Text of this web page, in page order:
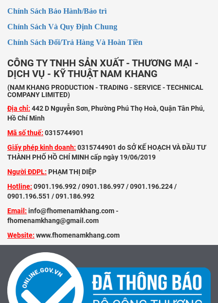
Chính Sách Bảo Hành/Bảo trì
Chính Sách Và Quy Định Chung
Chính Sách Đổi/Trả Hàng Và Hoàn Tiền
CÔNG TY TNHH SẢN XUẤT - THƯƠNG MẠI -
DỊCH VỤ - KỸ THUẬT NAM KHANG
(NAM KHANG PRODUCTION - TRADING - SERVICE - TECHNICAL
COMPANY LIMITED)
Địa chỉ: 442 D Nguyễn Sơn, Phường Phú Thọ Hoà, Quận Tân Phú,
Hồ Chí Minh
Mã số thuế: 0315744901
Giấy phép kinh doanh: 0315744901 do SỞ KẾ HOẠCH VÀ ĐẦU TƯ
THÀNH PHỐ HỒ CHÍ MINH cấp ngày 19/06/2019
Người ĐDPL: PHẠM THỊ DIỆP
Hotline: 0901.196.992 / 0901.186.997 / 0901.196.224 /
0901.196.551 / 091.186.992
Email: info@fhomenamkhang.com -
fhomenamkhang@gmail.com
Website: www.fhomenamkhang.com